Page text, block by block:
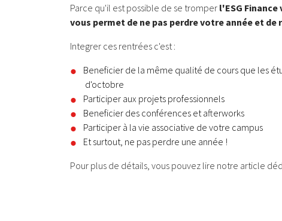
Parce qu'il est possible de se tromper l'ESG
vous permet de ne pas perdre votre année et
Integrer ces rentrées c'est :
Beneficier de la même qualité de cours que les
d'octobre
Participer aux projets professionnels
Beneficier des conférences et afterworks
Participer à la vie associative de votre campus
Et surtout, ne pas perdre une année !
Pour plus de détails, vous pouvez lire notre article